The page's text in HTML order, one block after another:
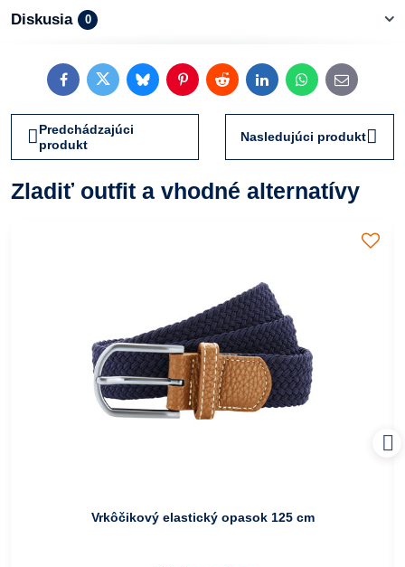
Diskusia 0
FacebookTwitterBlueskyPinterestRedditLinkedInWhatsApp
E-
mail
Predchádzajúci
produkt
Nasledujúci produkt
Zladiť outfit a vhodné alternatívy
Vrkôčikový elastický opasok 125 cm